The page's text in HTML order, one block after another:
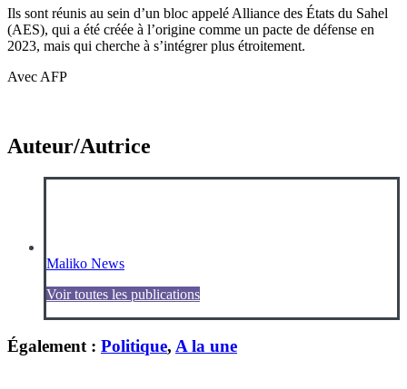
Ils sont réunis au sein d’un bloc appelé Alliance des États du Sahel
(AES), qui a été créée à l’origine comme un pacte de défense en
2023, mais qui cherche à s’intégrer plus étroitement.
Avec AFP
Auteur/Autrice
Maliko News
Voir toutes les publications
Également : Politique, A la une